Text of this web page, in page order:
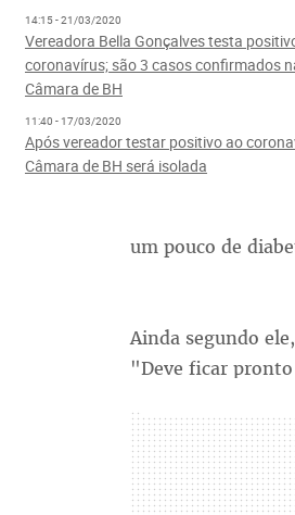
14:15 - 21/03/2020
Vereadora Bella Gonçalves testa
coronavírus; são 3 casos confirmados
Câmara de BH
11:40 - 17/03/2020
Após vereador testar positivo ao
Câmara de BH será isolada
um pouco de
Ainda segundo
"Deve ficar